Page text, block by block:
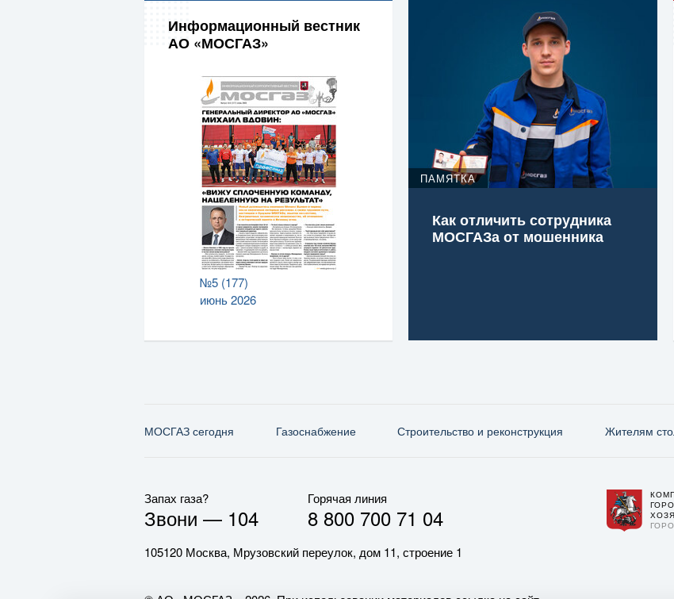
Информационный вестник
АО «МОСГАЗ»
№5 (177)
июнь 2026
ПАМЯТКА
Как отличить сотрудника
МОСГАЗа от мошенника
МОСГАЗ сегодня Газо­снабжение Строительство и реконструкция Жителям
Запах газа?
Звони — 104
Горячая линия
8 800 700 71 04
105120 Москва, Мрузовский переулок, дом 11, строение 1